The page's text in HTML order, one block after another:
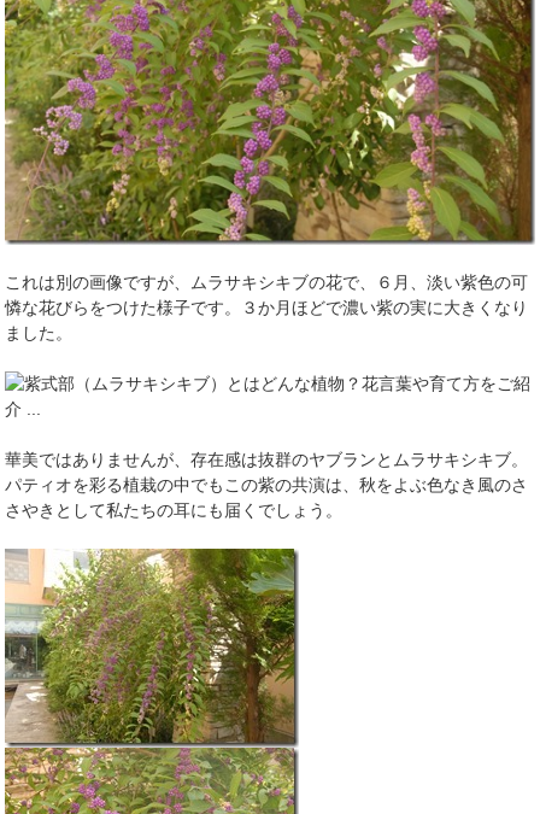
これは別の画像ですが、ムラサキシキブの花で、６月、淡い紫色の可
憐な花びらをつけた様子です。３か月ほどで濃い紫の実に大きくなり
ました。
華美ではありませんが、存在感は抜群のヤブランとムラサキシキブ。
パティオを彩る植栽の中でもこの紫の共演は、秋をよぶ色なき風のさ
さやきとして私たちの耳にも届くでしょう。